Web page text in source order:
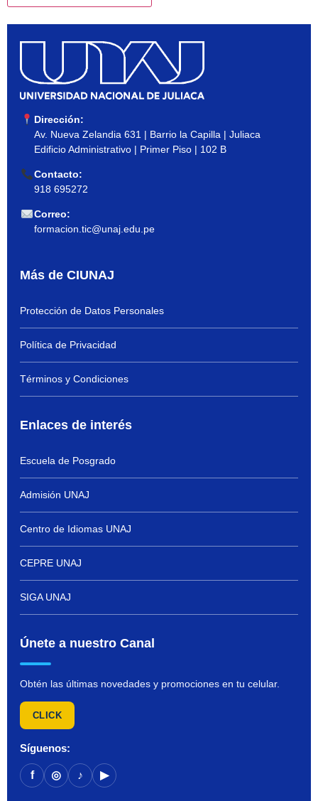
Dirección:
Av. Nueva Zelandia 631 | Barrio la Capilla | Juliaca
Edificio Administrativo | Primer Piso | 102 B
Contacto:
918 695272
Correo:
formacion.tic@unaj.edu.pe
Más de CIUNAJ
Protección de Datos Personales
Política de Privacidad
Términos y Condiciones
Enlaces de interés
Escuela de Posgrado
Admisión UNAJ
Centro de Idiomas UNAJ
CEPRE UNAJ
SIGA UNAJ
Únete a nuestro Canal
Obtén las últimas novedades y promociones en tu celular.
CLICK
Síguenos:
f ◎ ♪ ▶